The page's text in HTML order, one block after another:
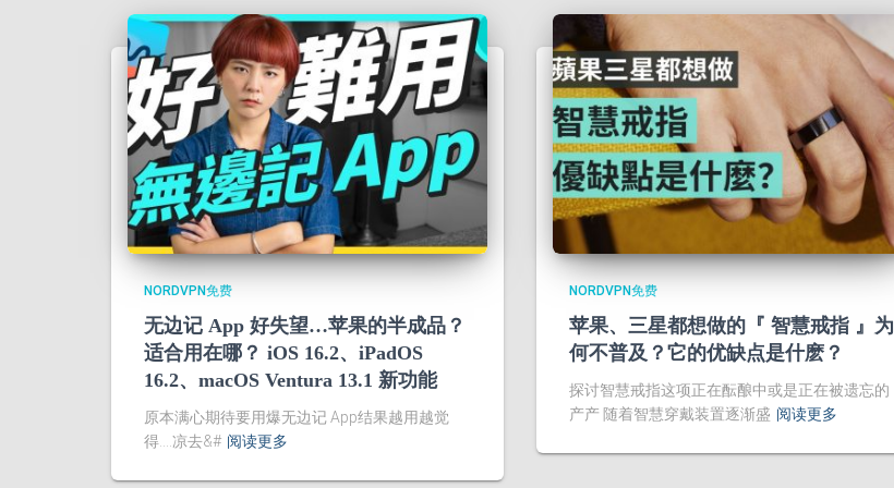
NORDVPN免费
无边记 App 好失望…苹果的半成品？
适合用在哪？ iOS 16.2、iPadOS
16.2、macOS Ventura 13.1 新功能
原本满心期待要用爆无边记 App结果越用越觉
得….凉去&# 阅读更多
NORDVPN免费
苹果、三星都想做的『 智慧戒指 』为
何不普及？它的优缺点是什麽？
探讨智慧戒指这项正在酝酿中或是正在被遗忘的
产产 随着智慧穿戴装置逐渐盛 阅读更多